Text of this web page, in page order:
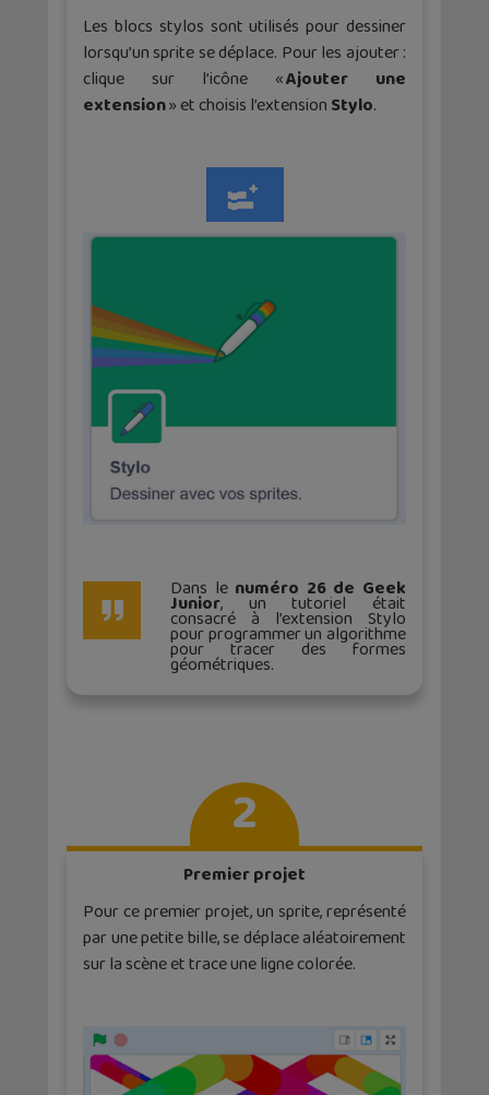
Les blocs stylos sont utilisés pour dessiner
lorsqu’un sprite se déplace. Pour les ajouter :
clique sur l’icône «Ajouter une
extension» et choisis l’extension Stylo.
Dans le numéro 26 de Geek
Junior, un tutoriel était
consacré à l’extension Stylo
pour programmer un algorithme
pour tracer des formes
géométriques.
2
Premier projet
Pour ce premier projet, un sprite, représenté
par une petite bille, se déplace aléatoirement
sur la scène et trace une ligne colorée.